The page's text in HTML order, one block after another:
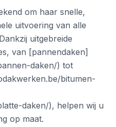
om haar snelle,
uitvoering van alle
uitgebreide
van [pannendaken]
daken/) tot
bitumen-
daken/), helpen wij u
op maat.